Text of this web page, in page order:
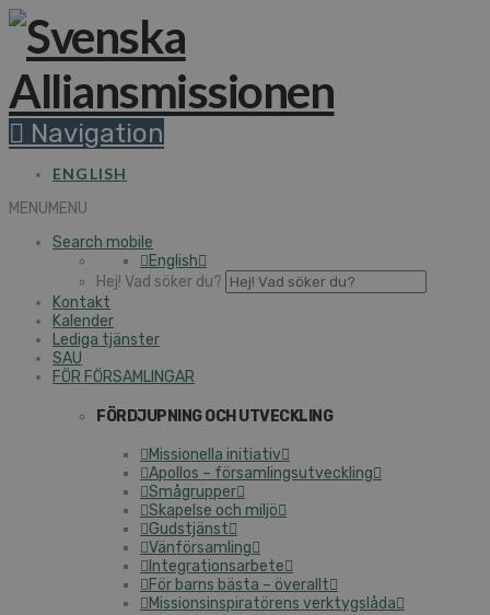
Navigation
ENGLISH
MENUMENU
Search mobile
English
Hej! Vad söker du?
Kontakt
Kalender
Lediga tjänster
SAU
FÖR FÖRSAMLINGAR
FÖRDJUPNING OCH UTVECKLING
Missionella initiativ
Apollos – församlingsutveckling
Smågrupper
Skapelse och miljö
Gudstjänst
Vänförsamling
Integrationsarbete
För barns bästa – överallt
Missionsinspiratörens verktygslåda